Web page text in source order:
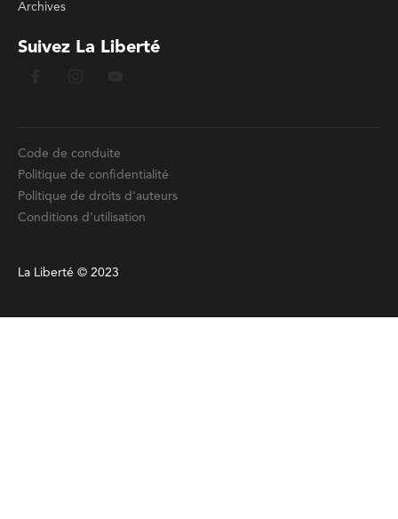
Archives
Suivez La Liberté
Code de conduite
Politique de confidentialité
Politique de droits d'auteurs
Conditions d'utilisation
La Liberté © 2023